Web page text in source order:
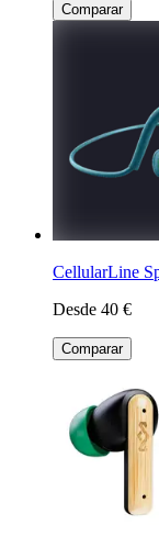
Comparar
CellularLine
Desde 40 €
Comparar